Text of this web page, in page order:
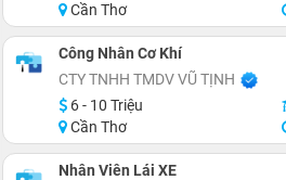
Cần Thơ
Công Nhân Cơ Khí
CTY TNHH TMDV VŨ TỊNH
6 - 10 Triệu
Cần Thơ
Nhân Viên Lái XE